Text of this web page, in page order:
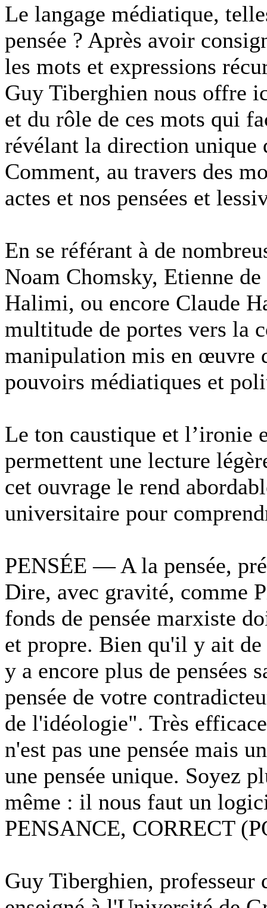
Le langage médiatique,
pensée ? Après avoir
les mots et expressions
Guy Tiberghien nous offre
et du rôle de ces mots qui
révélant la direction unique
Comment, au travers des
actes et nos pensées et
En se référant à de
Noam Chomsky, Etienne
Halimi, ou encore Claude
multitude de portes vers la
manipulation mis en œuvre
pouvoirs médiatiques et
Le ton caustique et l’ironie
permettent une lecture
cet ouvrage le rend
universitaire pour
PENSÉE — A la pensée,
Dire, avec gravité, comme
fonds de pensée marxiste
et propre. Bien qu'il y ait de
y a encore plus de pensées
pensée de votre
de l'idéologie". Très
n'est pas une pensée mais
une pensée unique. Soyez
même : il nous faut un
PENSANCE, CORRECT
Guy Tiberghien,